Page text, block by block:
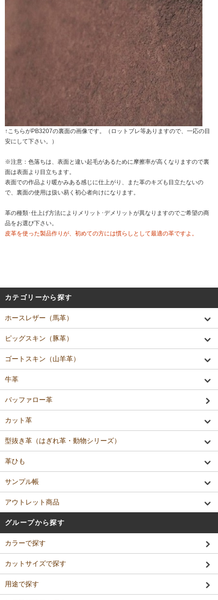
↑こちらがPB3207の裏面の画像です。（ロットブレ等ありますので、一応の目
安にして下さい。）
※注意：色落ちは、表面と違い起毛があるために摩擦率が高くなりますので裏
面は表面より目立ちます。
表面での作品より暖かみある感じに仕上がり、また革のキズも目立たないの
で、裏面の使用は扱い易く初心者向けになります。
革の種類･仕上げ方法によりメリット･デメリットが異なりますのでご希望の商
品をお選び下さい。
皮革を使った製品作りが、初めての方には慣らしとして最適の革ですよ。
カテゴリーから探す
ホースレザー（馬革）
ピッグスキン（豚革）
ゴートスキン（山羊革）
牛革
バッファロー革
カット革
型抜き革（はぎれ革・動物シリーズ）
革ひも
サンプル帳
アウトレット商品
グループから探す
カラーで探す
カットサイズで探す
用途で探す